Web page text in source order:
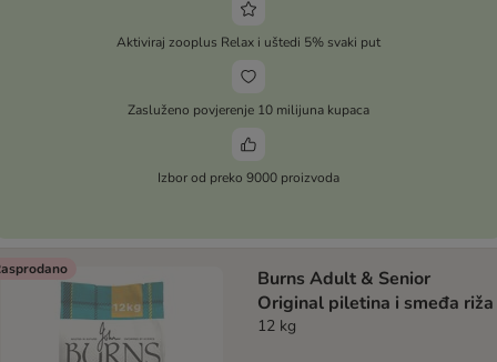
Aktiviraj zooplus Relax i uštedi 5% svaki put
Zasluženo povjerenje 10 milijuna kupaca
Izbor od preko 9000 proizvoda
Burns Adult & Senior
Original piletina i smeđa riža
12 kg